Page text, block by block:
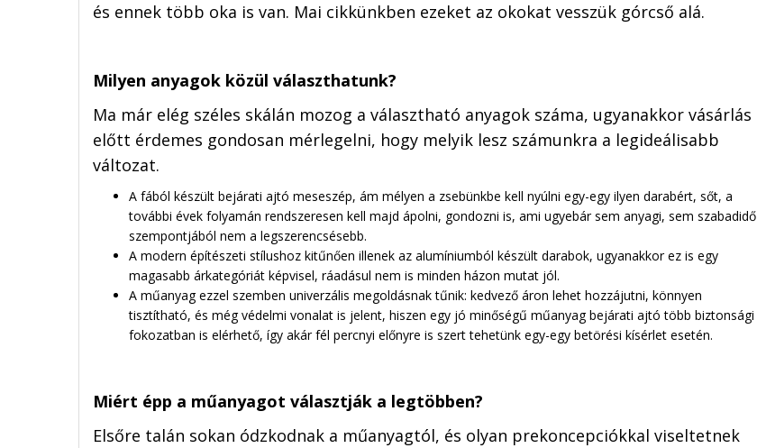
és ennek több oka is van. Mai cikkünkben ezeket az okokat vesszük górcső alá.
Milyen anyagok közül választhatunk?
Ma már elég széles skálán mozog a választható anyagok száma, ugyanakkor vásárlás
előtt érdemes gondosan mérlegelni, hogy melyik lesz számunkra a legideálisabb
változat.
A fából készült bejárati ajtó meseszép, ám mélyen a zsebünkbe kell nyúlni egy-egy ilyen darabért, sőt, a
további évek folyamán rendszeresen kell majd ápolni, gondozni is, ami ugyebár sem anyagi, sem szabadidő
szempontjából nem a legszerencsésebb.
A modern építészeti stílushoz kitűnően illenek az alumíniumból készült darabok, ugyanakkor ez is egy
magasabb árkategóriát képvisel, ráadásul nem is minden házon mutat jól.
A műanyag ezzel szemben univerzális megoldásnak tűnik: kedvező áron lehet hozzájutni, könnyen
tisztítható, és még védelmi vonalat is jelent, hiszen egy jó minőségű műanyag bejárati ajtó több biztonsági
fokozatban is elérhető, így akár fél percnyi előnyre is szert tehetünk egy-egy betörési kísérlet esetén.
Miért épp a műanyagot választják a legtöbben?
Elsőre talán sokan ódzkodnak a műanyagtól, és olyan prekoncepciókkal viseltetnek